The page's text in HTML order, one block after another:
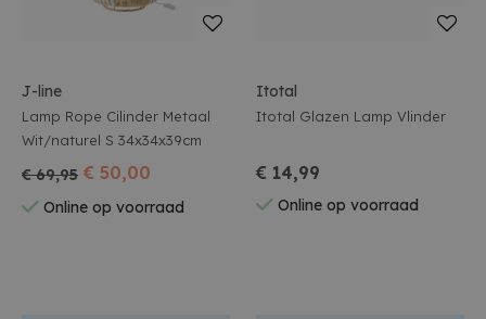
J-line
Lamp Rope Cilinder Metaal
Wit/naturel S 34x34x39cm
€ 69,95 € 50,00
Online op voorraad
Itotal
Itotal Glazen Lamp Vlinder
€ 14,99
Online op voorraad